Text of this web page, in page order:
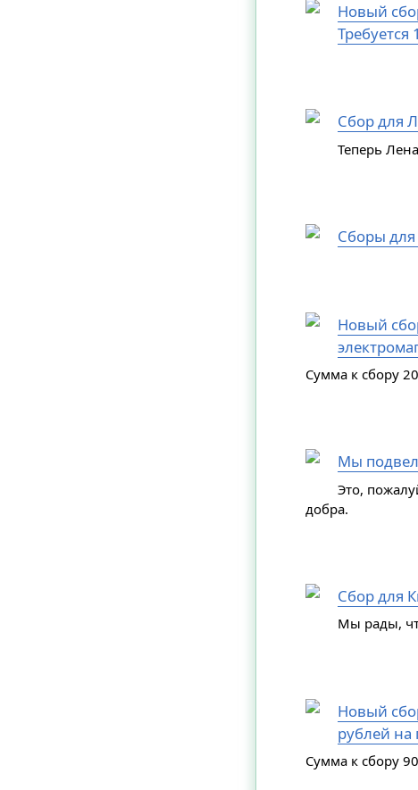
Новый
Сбор для
Теперь
Сборы
Новый
Сумма к сбору
Мы
Это,
добра.
Сбор для
Мы рады,
Новый
рублей на
Сумма к сбору